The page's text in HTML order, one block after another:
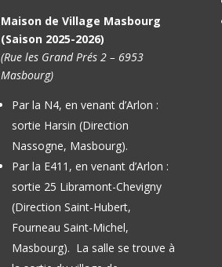
Maison de Village Masbourg
(Saison 2025-2026)
(Rue les Grand Prés 2 – 6953
Masbourg)
Par la N4, en venant d’Arlon :
sortie Harsin (Direction
Nassogne, Masbourg).
Par la E411, en venant d’Arlon :
sortie 25 Libramont-Chevigny
(Direction Saint-Hubert,
Fourneau Saint-Michel,
Masbourg). La salle se trouve à